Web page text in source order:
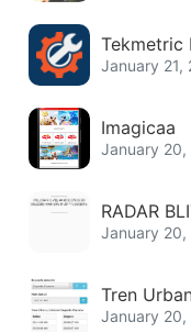
Tekmetric
January 21,
Imagicaa
January 20,
RADAR
January 20,
Tren
January 20,